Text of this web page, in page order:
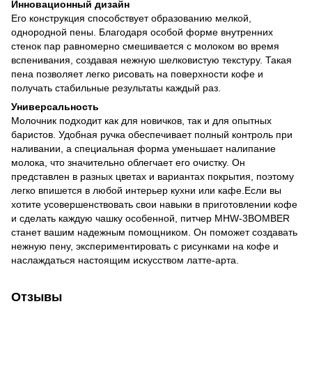
Инновационный дизайн
Его конструкция способствует образованию мелкой,
однородной пены. Благодаря особой форме внутренних
стенок пар равномерно смешивается с молоком во время
вспенивания, создавая нежную шелковистую текстуру. Такая
пена позволяет легко рисовать на поверхности кофе и
получать стабильные результаты каждый раз.
Универсальность
Молочник подходит как для новичков, так и для опытных
баристов. Удобная ручка обеспечивает полный контроль при
наливании, а специальная форма уменьшает налипание
молока, что значительно облегчает его очистку. Он
представлен в разных цветах и ​​вариантах покрытия, поэтому
легко впишется в любой интерьер кухни или кафе.Если вы
хотите усовершенствовать свои навыки в приготовлении кофе
и сделать каждую чашку особенной, питчер MHW-3BOMBER
станет вашим надежным помощником. Он поможет создавать
нежную пену, экспериментировать с рисунками на кофе и
наслаждаться настоящим искусством латте-арта.
Отзывы